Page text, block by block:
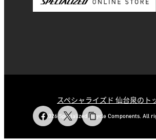
スペシャライズド 仙台泉のト
© 2026 Specialized Bicycle Components. All